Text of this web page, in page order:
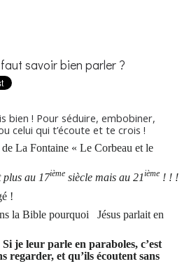
savoir bien parler ?
bien ! Pour séduire, embobiner,
celui qui t’écoute et te crois !
La Fontaine « Le Corbeau et le
plus au 17ième siècle mais au 21 ième ! ! !
!
la Bible pourquoi Jésus parlait en
Si je leur parle en paraboles, c’est
regarder, et qu’ils écoutent sans